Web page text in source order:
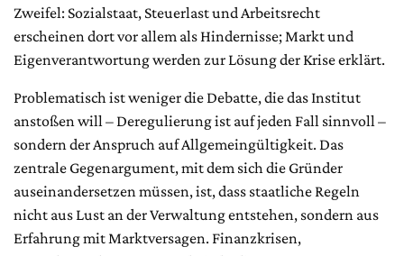
Zweifel: Sozialstaat, Steuerlast und Arbeitsrecht
erscheinen dort vor allem als Hindernisse; Markt und
Eigenverantwortung werden zur Lösung der Krise erklärt.
Problematisch ist weniger die Debatte, die das Institut
anstoßen will – Deregulierung ist auf jeden Fall sinnvoll –
sondern der Anspruch auf Allgemeingültigkeit. Das
zentrale Gegenargument, mit dem sich die Gründer
auseinandersetzen müssen, ist, dass staatliche Regeln
nicht aus Lust an der Verwaltung entstehen, sondern aus
Erfahrung mit Marktversagen. Finanzkrisen,